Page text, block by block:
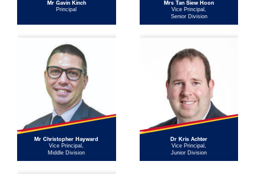
Mr Gavin Kinch
Principal
Mrs Tan Siew Hoon
Vice Principal,
Senior Division
Mr Christopher Hayward
Vice Principal,
Middle Division
Dr Kris Achter
Vice Principal,
Junior Division